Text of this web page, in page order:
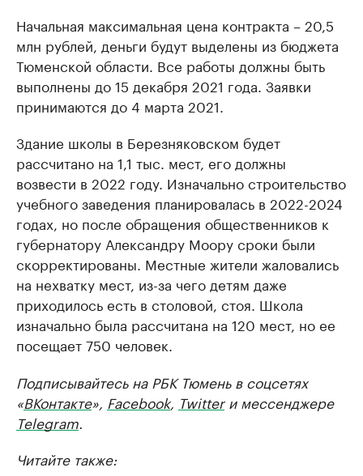
Начальная максимальная цена контракта – 20,5
млн рублей, деньги будут выделены из бюджета
Тюменской области. Все работы должны быть
выполнены до 15 декабря 2021 года. Заявки
принимаются до 4 марта 2021.
Здание школы в Березняковском будет
рассчитано на 1,1 тыс. мест, его должны
возвести в 2022 году. Изначально строительство
учебного заведения планировалась в 2022-2024
годах, но после обращения общественников к
губернатору Александру Моору сроки были
скорректированы. Местные жители жаловались
на нехватку мест, из-за чего детям даже
приходилось есть в столовой, стоя. Школа
изначально была рассчитана на 120 мест, но ее
посещает 750 человек.
Подписывайтесь на РБК Тюмень в соцсетях
«ВКонтакте», Facebook, Twitterи мессенджере
Telegram
Читайте также: